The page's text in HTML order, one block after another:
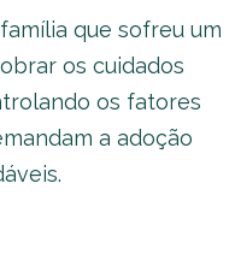
que sofreu um
os cuidados
os fatores
a adoção